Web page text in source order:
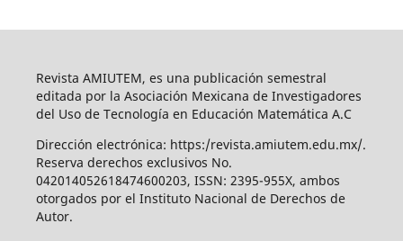
Revista AMIUTEM, es una publicación semestral
editada por la Asociación Mexicana de Investigadores
del Uso de Tecnología en Educación Matemática A.C
Dirección electrónica: https:/revista.amiutem.edu.mx/.
Reserva derechos exclusivos No.
042014052618474600203, ISSN: 2395-955X, ambos
otorgados por el Instituto Nacional de Derechos de
Autor.